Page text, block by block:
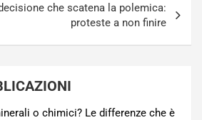
che scatena la polemica:
proteste a non finire
o chimici? Le differenze che è